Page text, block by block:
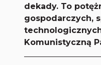
dekady. To
gospodarczych,
Komunistyczną